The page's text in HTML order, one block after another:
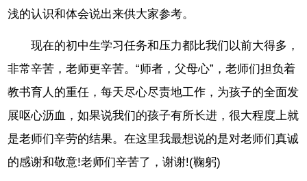
浅的认识和体会说出来供大家参考。
现在的初中生学习任务和压力都比我们以前大得多，
非常辛苦，老师更辛苦。“师者，父母心”，老师们担负着
教书育人的重任，每天尽心尽责地工作，为孩子的全面发
展呕心沥血，如果说我们的孩子有所长进，很大程度上就
是老师们辛劳的结果。在这里我最想说的是对老师们真诚
的感谢和敬意!老师们辛苦了，谢谢!(鞠躬)